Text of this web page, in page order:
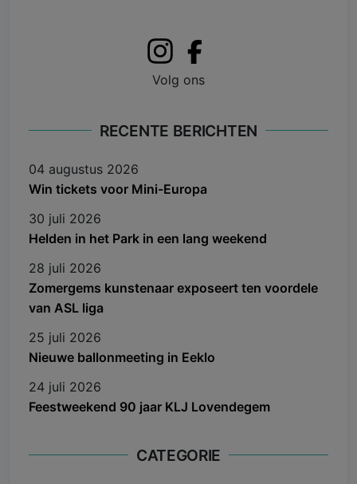
Volg ons
RECENTE BERICHTEN
04 augustus 2026
Win tickets voor Mini-Europa
30 juli 2026
Helden in het Park in een lang weekend
28 juli 2026
Zomergems kunstenaar exposeert ten voordele
van ASL liga
25 juli 2026
Nieuwe ballonmeeting in Eeklo
24 juli 2026
Feestweekend 90 jaar KLJ Lovendegem
CATEGORIE